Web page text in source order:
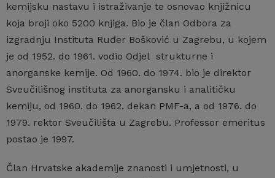
kemijsku nastavu i istraživanje te osnovao knjižnicu
koja broji oko 5200 knjiga. Bio je član Odbora za
izgradnju Instituta Ruđer Bošković u Zagrebu, u kojem
je od 1952. do 1961. vodio Odjel strukturne i
anorganske kemije. Od 1960. do 1974. bio je direktor
Sveučilišnog instituta za anorgansku i analitičku
kemiju, od 1960. do 1962. dekan PMF-a, a od 1976. do
1979. rektor Sveučilišta u Zagrebu. Professor emeritus
postao je 1997.
Član Hrvatske akademije znanosti i umjetnosti, u